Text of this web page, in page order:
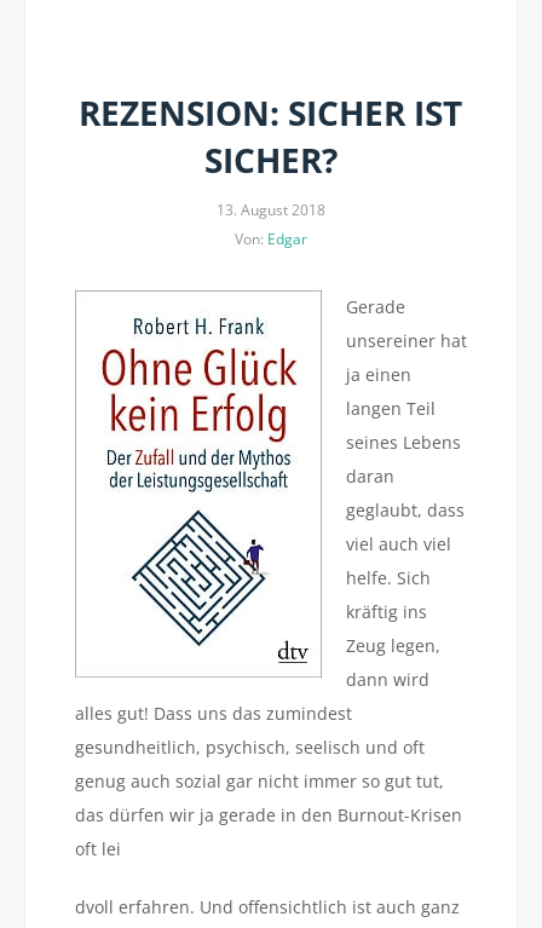
REZENSION: SICHER IST
SICHER?
13. August 2018
Von: Edgar
Gerade
unsereiner hat
ja einen
langen Teil
seines Lebens
daran
geglaubt, dass
viel auch viel
helfe. Sich
kräftig ins
Zeug legen,
dann wird
alles gut! Dass uns das zumindest
gesundheitlich, psychisch, seelisch und oft
genug auch sozial gar nicht immer so gut tut,
das dürfen wir ja gerade in den Burnout-Krisen
oft lei
dvoll erfahren. Und offensichtlich ist auch ganz